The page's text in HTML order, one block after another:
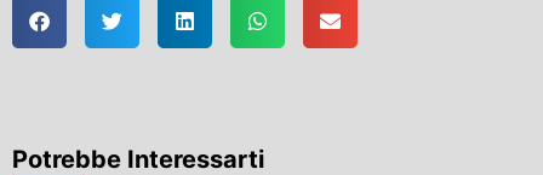
Potrebbe Interessarti